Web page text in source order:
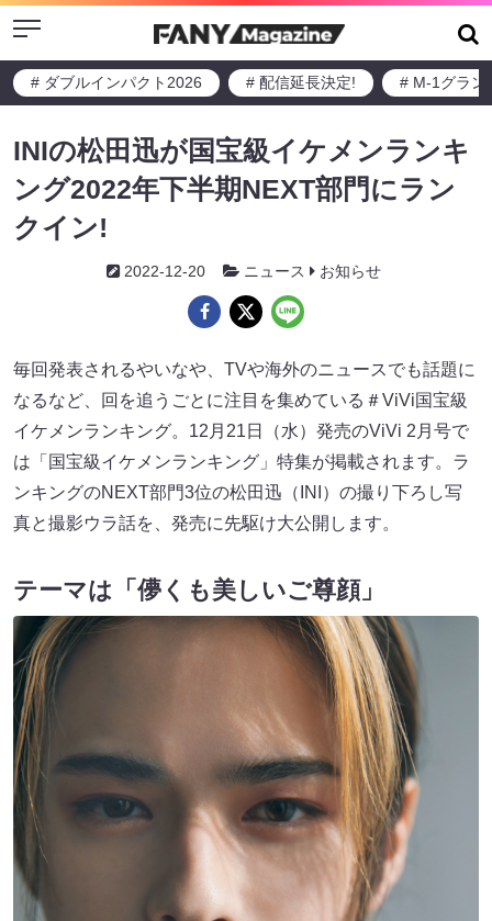
Menu
# ダブルインパクト2026 # 配信延長決定! # M-1グラン
INIの松⽥迅が国宝級イケメンランキ
ング2022年下半期NEXT部⾨にラン
クイン!
2022-12-20 ニュース お知らせ
毎回発表されるやいなや、TVや海外のニュースでも話題に
なるなど、回を追うごとに注⽬を集めている＃ViVi国宝級
イケメンランキング。12⽉21⽇（⽔）発売のViVi 2月号で
は「国宝級イケメンランキング」特集が掲載されます。ラ
ンキングのNEXT部⾨3位の松⽥迅（INI）の撮り下ろし写
真と撮影ウラ話を、発売に先駆け⼤公開します。
テーマは「儚くも美しいご尊顔」